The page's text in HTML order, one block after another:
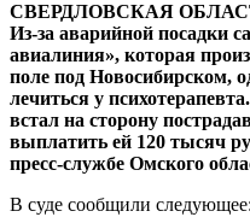
СВЕРДЛОВСКАЯ
Из-за аварийной посадки
авиалиния», которая
поле под Новосибирском,
лечиться у
встал на сторону
выплатить ей 120 тысяч
пресс-службе Омского
В суде сообщили следующее: